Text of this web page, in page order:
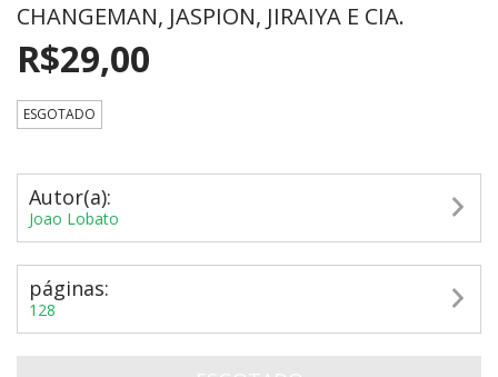
CHANGEMAN, JASPION, JIRAIYA E CIA.
R$29,00
ESGOTADO
Autor(a):
Joao Lobato
páginas:
128